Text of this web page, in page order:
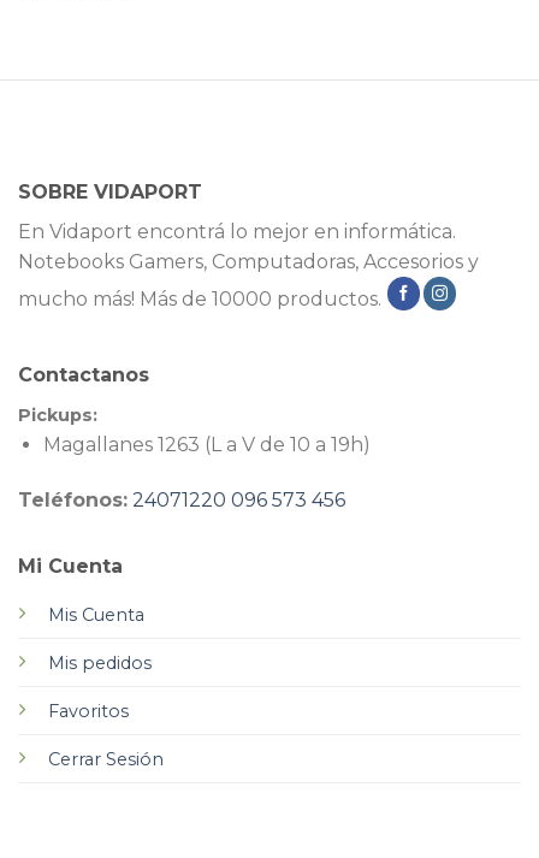
SOBRE VIDAPORT
En Vidaport encontrá lo mejor en informática.
Notebooks Gamers, Computadoras, Accesorios y
mucho más! Más de 10000 productos.
Mi Cuenta
Mis Cuenta
Mis pedidos
Favoritos
Cerrar Sesión
Contactanos
Pickups:
Magallanes 1263 (L a V de 10 a 19h)
Teléfonos: 24071220 096 573 456